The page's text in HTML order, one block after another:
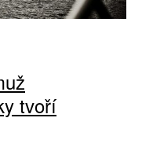
tvoří